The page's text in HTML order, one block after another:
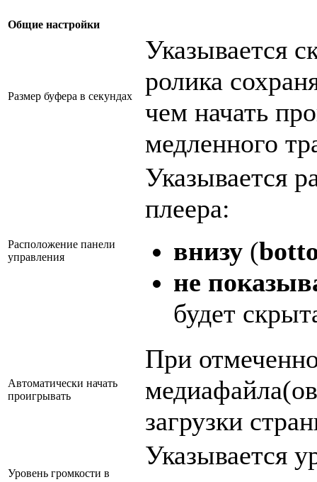
Общие настройки
Размер буфера в секундах
Указывается
ролика
чем начать
медленного
Расположение панели
управления
Указывается
плеера:
внизу (
не
будет
Автоматически начать
проигрывать
При
загрузки
Уровень громкости в
Указывается